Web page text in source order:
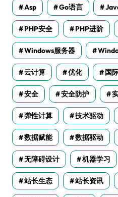
Asp Go语言
PHP安全 PHP进阶
Windows服务器
云计算 优化 国
安全 安全防护
弹性计算 技术驱动
数据赋能 数据驱动
无障碍设计 机器学习
站长生态 站长资讯